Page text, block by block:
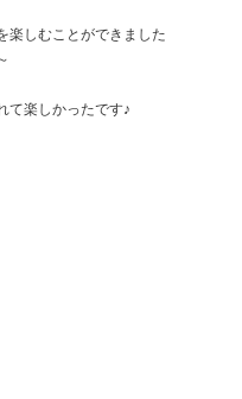
しむことができました
楽しかったです♪